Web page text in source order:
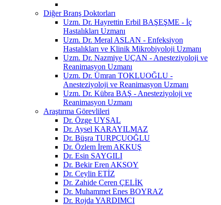
Diğer Branş Doktorları
Uzm. Dr. Hayrettin Erbil BAŞEŞME - İç
Hastalıkları Uzmanı
Uzm. Dr. Meral ASLAN - Enfeksiyon
Hastalıkları ve Klinik Mikrobiyoloji Uzmanı
Uzm. Dr. Nazmiye UÇAN - Anesteziyoloji ve
Reanimasyon Uzmanı
Uzm. Dr. Ümran TOKLUOĞLU -
Anesteziyoloji ve Reanimasyon Uzmanı
Uzm. Dr. Kübra BAŞ - Anesteziyoloji ve
Reanimasyon Uzmanı
Araştırma Görevlileri
Dr. Özge UYSAL
Dr. Aysel KARAYILMAZ
Dr. Büşra TURPÇUOĞLU
Dr. Özlem İrem AKKUŞ
Dr. Esin SAYGILI
Dr. Bekir Eren AKSOY
Dr. Ceylin ETİZ
Dr. Zahide Ceren ÇELİK
Dr. Muhammet Enes BOYRAZ
Dr. Rojda YARDIMCI